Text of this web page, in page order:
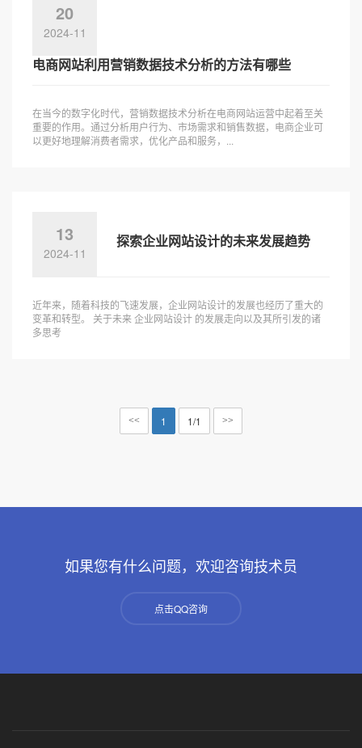
20
2024-11
电商网站利用营销数据技术分析的方法有哪些
在当今的数字化时代，营销数据技术分析在电商网站运营中起着至关
重要的作用。通过分析用户行为、市场需求和销售数据，电商企业可
以更好地理解消费者需求，优化产品和服务，...
13
2024-11
探索企业网站设计的未来发展趋势
近年来，随着科技的飞速发展，企业网站设计的发展也经历了重大的
变革和转型。 关于未来 企业网站设计 的发展走向以及其所引发的诸
多思考
<< 1 1/1 >>
如果您有什么问题，欢迎咨询技术员
点击QQ咨询